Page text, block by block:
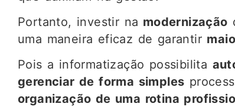
Portanto, investir na modernização
uma maneira eficaz de garantir
Pois a informatização possibilita
gerenciar de forma simples
organização de uma rotina